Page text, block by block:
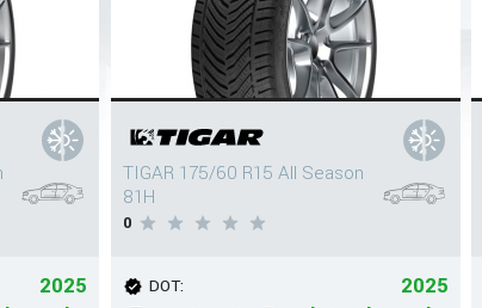
2025
TIGAR 175/60 R15 All Season
81H
0
DOT: 2025